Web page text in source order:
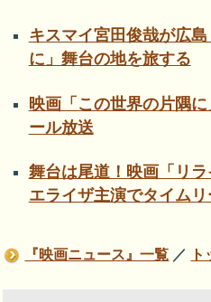
キスマイ宮田俊哉が広
に」舞台の地を旅する
映画「この世界の片隅
ール放送
舞台は尾道！映画「リ
エライザ主演でタイム
『映画ニュース』一覧 ／